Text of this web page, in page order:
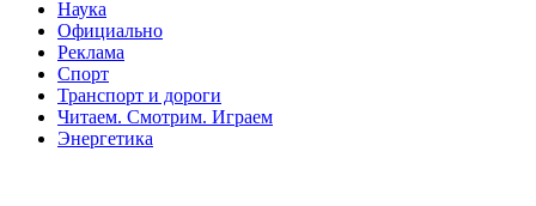
Наука
Официально
Реклама
Спорт
Транспорт и дороги
Читаем. Смотрим. Играем
Энергетика